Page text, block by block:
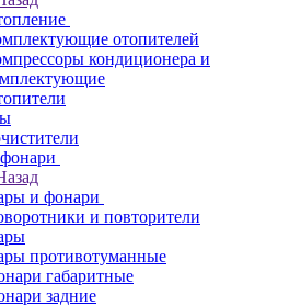
отопителей
кондиционера и
и фонари
и повторители
противотуманные
габаритные
задние